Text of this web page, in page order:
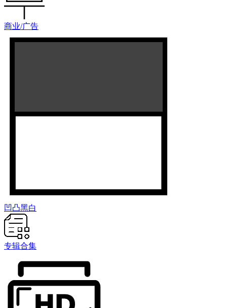
商业/广告
凹凸黑白
专辑合集